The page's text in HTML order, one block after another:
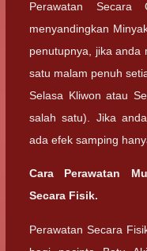
Perawatan Secara
menyandingkan
penutupnya, jika anda
satu malam penuh
Selasa Kliwon atau
salah satu). Jika
ada efek samping
Cara Perawatan
Secara Fisik.
Perawatan Secara